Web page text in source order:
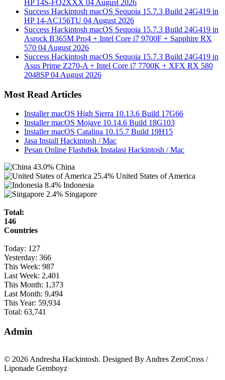
HP 14S-FQ2XXX 04 August 2026
Success Hackintosh macOS Sequoia 15.7.3 Build 24G419 in
HP 14-AC156TU 04 August 2026
Success Hackintosh macOS Sequoia 15.7.3 Build 24G419 in
Asrock B365M Pro4 + Intel Core i7 9700F + Sapphire RX
570 04 August 2026
Success Hackintosh macOS Sequoia 15.7.3 Build 24G419 in
Asus Prime Z270-A + Intel Core i7 7700K + XFX RX 580
2048SP04 August 2026
Most Read Articles
Installer macOS High Sierra 10.13.6 Build 17G66
Installer macOS Mojave 10.14.6 Build 18G103
Installer macOS Catalina 10.15.7 Build 19H15
Jasa Install Hackintosh / Mac
Pesan Online Flashdisk Instalasi Hackintosh / Mac
43.0% China
25.4% United States of America
8.4% Indonesia
2.4% Singapore
Total:
146
Countries
Today: 127
Yesterday: 366
This Week: 987
Last Week: 2,401
This Month: 1,373
Last Month: 9,494
This Year: 59,934
Total: 63,741
Admin
© 2026 Andresha Hackintosh. Designed By Andres ZeroCross /
Liponade Gemboyz